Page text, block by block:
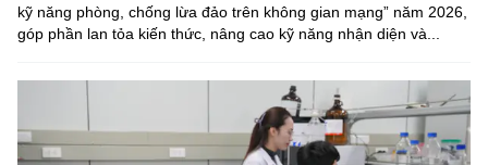
kỹ năng phòng, chống lừa đảo trên không gian mạng” năm 2026,
góp phần lan tỏa kiến thức, nâng cao kỹ năng nhận diện và...